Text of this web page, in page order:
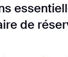
de